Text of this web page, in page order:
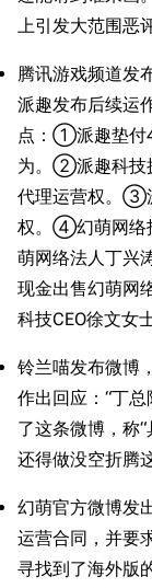
上引发大范围恶评
腾讯游戏频道发
派趣发布后续运
点：①派趣垫付
为。②派趣科技
代理运营权。③
权。④幻萌网络
萌网络法人丁兴
现金出售幻萌网
科技CEO徐文女
铃兰喵发布微博
作出回应：“丁
了这条微博，称
还得做没空折腾这
幻萌官方微博发
运营合同，并要
寻找到了海外版